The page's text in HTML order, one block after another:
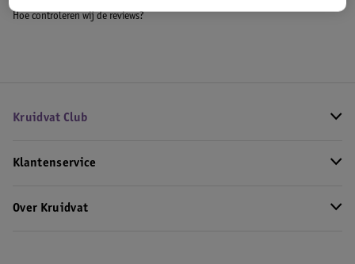
Hoe controleren wij de reviews?
Kruidvat Club
Klantenservice
Over Kruidvat